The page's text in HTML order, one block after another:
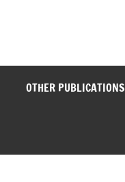
OTHER PUBLICATIONS